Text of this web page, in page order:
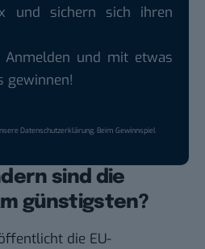
und sichern sich ihren
Anmelden und mit etwas
gewinnen!
Datenschutzerklärung. Beim Gewinnspiel
sind die
günstigsten?
die EU-